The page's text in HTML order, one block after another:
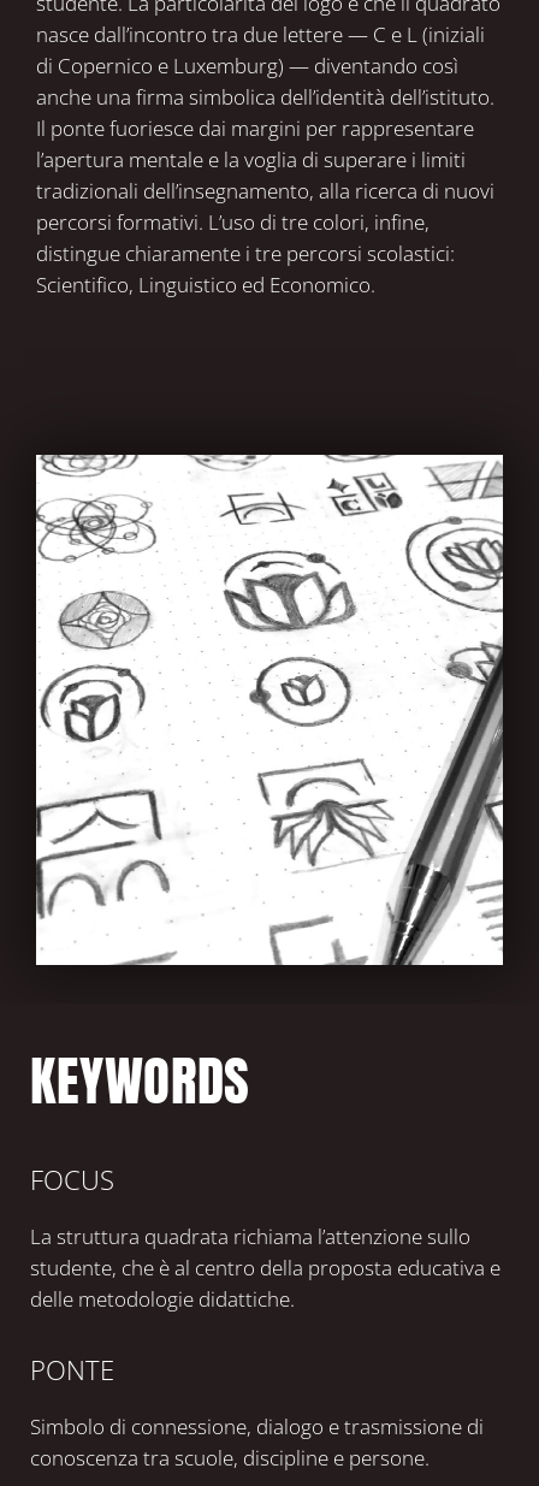
nasce dall’incontro tra due lettere — C e L (iniziali
di Copernico e Luxemburg) — diventando così
anche una firma simbolica dell’identità dell’istituto.
Il ponte fuoriesce dai margini per rappresentare
l’apertura mentale e la voglia di superare i limiti
tradizionali dell’insegnamento, alla ricerca di nuovi
percorsi formativi. L’uso di tre colori, infine,
distingue chiaramente i tre percorsi scolastici:
Scientifico, Linguistico ed Economico.
KEYWORDS
FOCUS
La struttura quadrata richiama l’attenzione sullo
studente, che è al centro della proposta educativa e
delle metodologie didattiche.
PONTE
Simbolo di connessione, dialogo e trasmissione di
conoscenza tra scuole, discipline e persone.